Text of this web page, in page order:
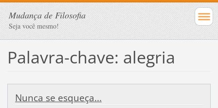
Mudança de Filosofia
Seja você mesmo!
Palavra-chave: alegria
Nunca se esqueça...